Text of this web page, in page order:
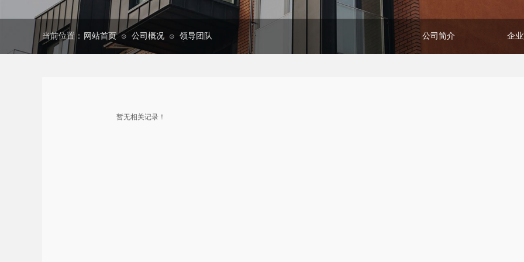
网站首页 ⊙ 公司概况 ⊙ 领导团队
当前位置： 公司简介 企
暂无相关记录！